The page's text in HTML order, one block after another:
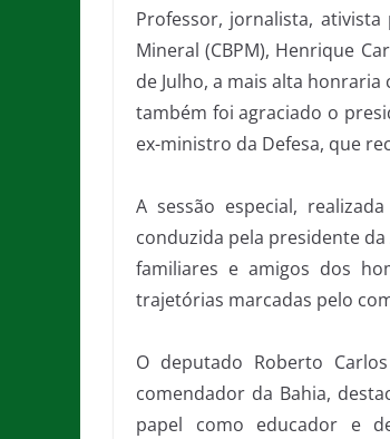
Professor, jornalista,
Mineral (CBPM), Henrique
de Julho, a mais alta honraria
também foi agraciado o
ex-ministro da Defesa, que
A sessão especial,
conduzida pela presidente
familiares e amigos dos
trajetórias marcadas pelo
O deputado Roberto
comendador da Bahia,
papel como educador e